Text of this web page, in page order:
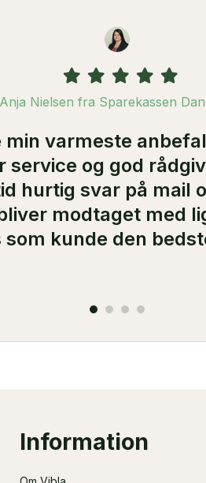
FilledFilledFilledFilledFilled
Anja Nielsen fra Sparekassen
min varmeste
service og god
hurtig svar på mail
modtaget med
som kunde den
Information